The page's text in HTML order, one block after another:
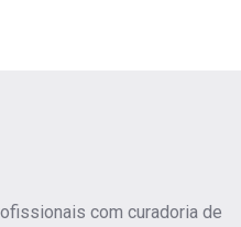
com curadoria de